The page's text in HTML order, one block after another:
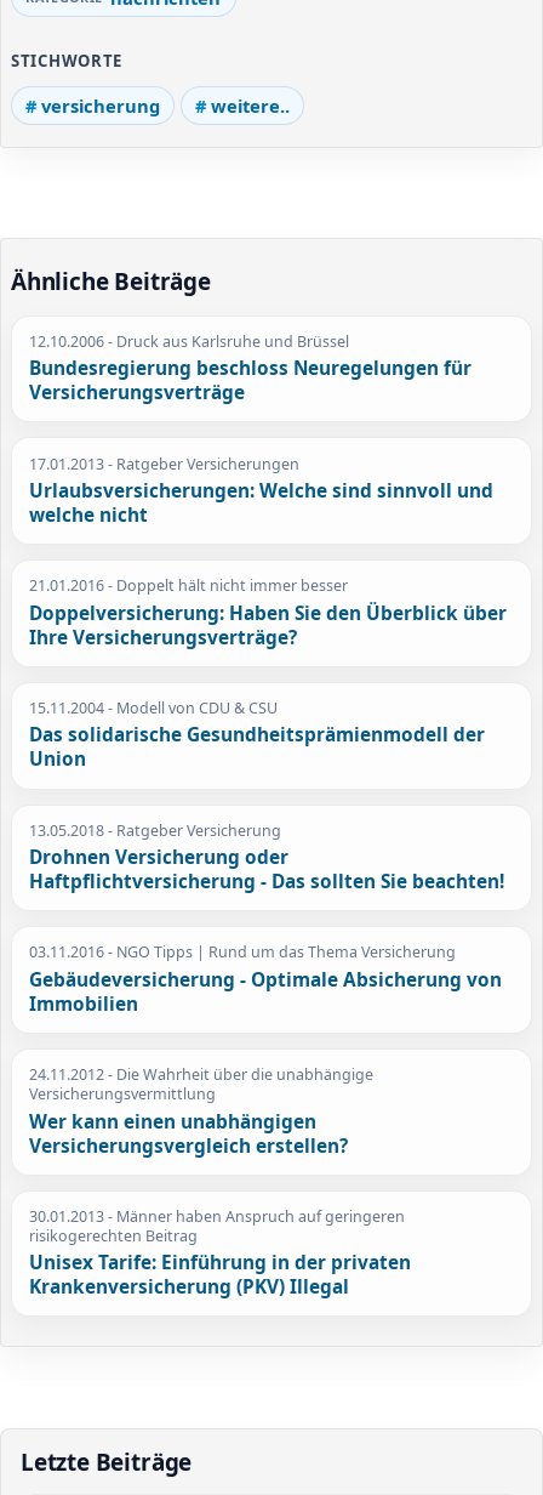
STICHWORTE
versicherung weitere..
Ähnliche Beiträge
12.10.2006- Druck aus Karlsruhe und Brüssel
Bundesregierung beschloss Neuregelungen für
Versicherungsverträge
17.01.2013- Ratgeber Versicherungen
Urlaubsversicherungen: Welche sind sinnvoll und
welche nicht
21.01.2016- Doppelt hält nicht immer besser
Doppelversicherung: Haben Sie den Überblick über
Ihre Versicherungsverträge?
15.11.2004- Modell von CDU & CSU
Das solidarische Gesundheitsprämienmodell der
Union
13.05.2018- Ratgeber Versicherung
Drohnen Versicherung oder
Haftpflichtversicherung - Das sollten Sie beachten!
03.11.2016- NGO Tipps | Rund um das Thema Versicherung
Gebäudeversicherung - Optimale Absicherung von
Immobilien
24.11.2012- Die Wahrheit über die unabhängige
Versicherungsvermittlung
Wer kann einen unabhängigen
Versicherungsvergleich erstellen?
30.01.2013- Männer haben Anspruch auf geringeren
risikogerechten Beitrag
Unisex Tarife: Einführung in der privaten
Krankenversicherung (PKV) Illegal
Letzte Beiträge